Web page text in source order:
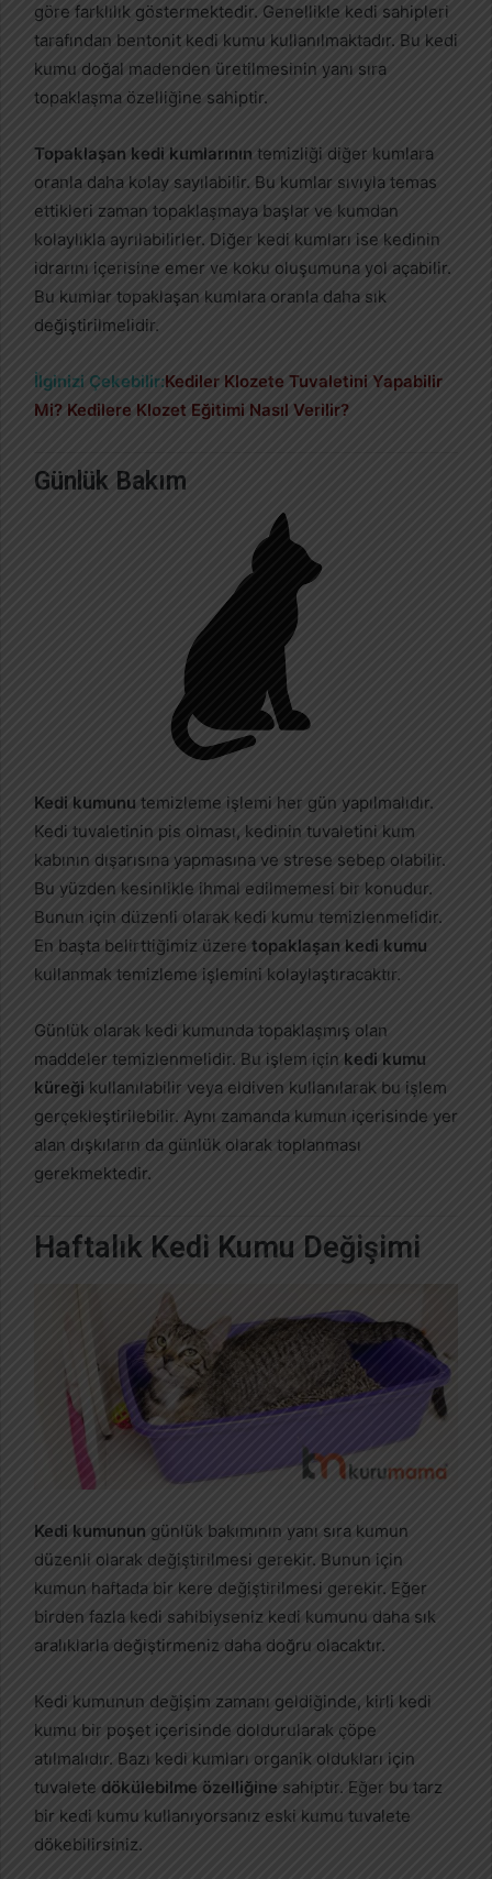
göre farklılık göstermektedir. Genellikle kedi sahipleri
tarafından bentonit kedi kumu kullanılmaktadır. Bu kedi
kumu doğal madenden üretilmesinin yanı sıra
topaklaşma özelliğine sahiptir.
Topaklaşan kedi kumlarının temizliği diğer kumlara
oranla daha kolay sayılabilir. Bu kumlar sıvıyla temas
ettikleri zaman topaklaşmaya başlar ve kumdan
kolaylıkla ayrılabilirler. Diğer kedi kumları ise kedinin
idrarını içerisine emer ve koku oluşumuna yol açabilir.
Bu kumlar topaklaşan kumlara oranla daha sık
değiştirilmelidir.
İlginizi Çekebilir:Kediler Klozete Tuvaletini Yapabilir
Mi? Kedilere Klozet Eğitimi Nasıl Verilir?
Günlük Bakım
Kedi kumunu temizleme işlemi her gün yapılmalıdır.
Kedi tuvaletinin pis olması, kedinin tuvaletini kum
kabının dışarısına yapmasına ve strese sebep olabilir.
Bu yüzden kesinlikle ihmal edilmemesi bir konudur.
Bunun için düzenli olarak kedi kumu temizlenmelidir.
En başta belirttiğimiz üzere topaklaşan kedi kumu
kullanmak temizleme işlemini kolaylaştıracaktır.
Günlük olarak kedi kumunda topaklaşmış olan
maddeler temizlenmelidir. Bu işlem için kedi kumu
küreği kullanılabilir veya eldiven kullanılarak bu işlem
gerçekleştirilebilir. Aynı zamanda kumun içerisinde yer
alan dışkıların da günlük olarak toplanması
gerekmektedir.
Haftalık Kedi Kumu Değişimi
Kedi kumunun günlük bakımının yanı sıra kumun
düzenli olarak değiştirilmesi gerekir. Bunun için
kumun haftada bir kere değiştirilmesi gerekir. Eğer
birden fazla kedi sahibiyseniz kedi kumunu daha sık
aralıklarla değiştirmeniz daha doğru olacaktır.
Kedi kumunun değişim zamanı geldiğinde, kirli kedi
kumu bir poşet içerisinde doldurularak çöpe
atılmalıdır. Bazı kedi kumları organik oldukları için
tuvalete dökülebilme özelliğine sahiptir. Eğer bu tarz
bir kedi kumu kullanıyorsanız eski kumu tuvalete
dökebilirsiniz.